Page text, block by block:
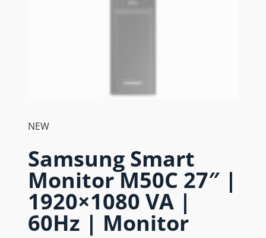
NEW
Samsung Smart
Monitor M50C 27″ |
1920×1080 VA |
60Hz | Monitor